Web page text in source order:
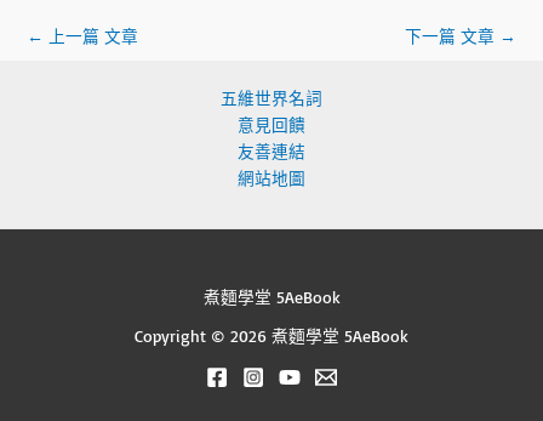
← 上一篇 文章 下一篇 文章 →
五維世界名詞
意見回饋
友善連結
網站地圖
煮麵學堂 5AeBook
Copyright © 2026 煮麵學堂 5AeBook